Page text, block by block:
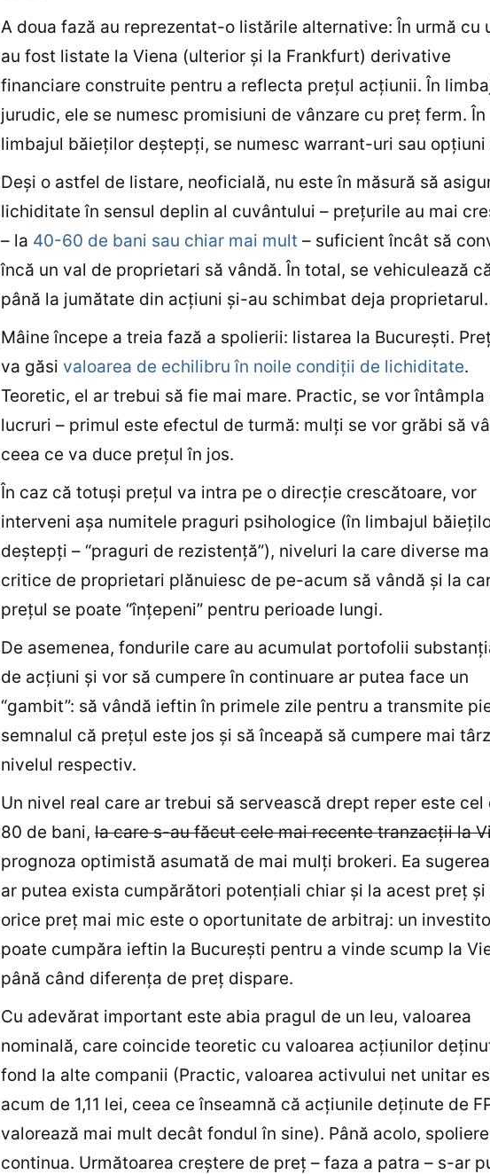
A doua fază au reprezentat-o listările alternative: În urmă cu
au fost listate la Viena (ulterior şi la Frankfurt) derivative
financiare construite pentru a reflecta preţul acţiunii. În
jurudic, ele se numesc promisiuni de vânzare cu preţ ferm. În
limbajul băieţilor deştepţi, se numesc warrant-uri sau opţiuni
Deşi o astfel de listare, neoficială, nu este în măsură să
lichiditate în sensul deplin al cuvântului – preţurile au mai
– la 40-60 de bani sau chiar mai mult – suficient încât să
încă un val de proprietari să vândă. În total, se vehiculează
până la jumătate din acţiuni şi-au schimbat deja proprietarul.
Mâine începe a treia fază a spolierii: listarea la Bucureşti.
va găsi valoarea de echilibru în noile condiţii de lichiditate.
Teoretic, el ar trebui să fie mai mare. Practic, se vor întâmpla
lucruri – primul este efectul de turmă: mulţi se vor grăbi să
ceea ce va duce preţul în jos.
În caz că totuşi preţul va intra pe o direcţie crescătoare, vor
interveni aşa numitele praguri psihologice (în limbajul
deştepţi – “praguri de rezistenţă”), niveluri la care diverse
critice de proprietari plănuiesc de pe-acum să vândă şi la
preţul se poate “înţepeni” pentru perioade lungi.
De asemenea, fondurile care au acumulat portofolii
de acţiuni şi vor să cumpere în continuare ar putea face un
“gambit”: să vândă ieftin în primele zile pentru a transmite
semnalul că preţul este jos şi să înceapă să cumpere mai
nivelul respectiv.
Un nivel real care ar trebui să servească drept reper este cel
80 de bani, la care s-au făcut cele mai recente tranzacţii la
prognoza optimistă asumată de mai mulţi brokeri. Ea
ar putea exista cumpărători potenţiali chiar şi la acest preţ şi
orice preţ mai mic este o oportunitate de arbitraj: un
poate cumpăra ieftin la Bucureşti pentru a vinde scump la
până când diferenţa de preţ dispare.
Cu adevărat important este abia pragul de un leu, valoarea
nominală, care coincide teoretic cu valoarea acţiunilor
fond la alte companii (Practic, valoarea activului net unitar
acum de 1,11 lei, ceea ce înseamnă că acţiunile deţinute de
valorează mai mult decât fondul în sine). Până acolo,
continua. Următoarea creştere de preţ – faza a patra – s-ar